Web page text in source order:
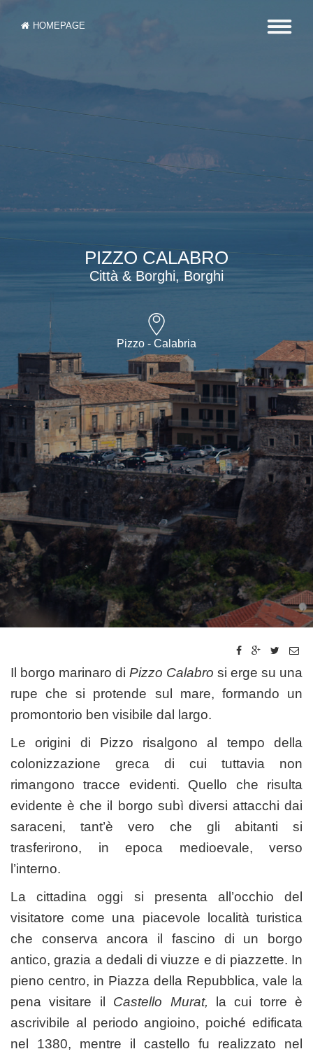
HOMEPAGE
PIZZO CALABRO
Città & Borghi, Borghi
Pizzo - Calabria
Il borgo marinaro di Pizzo Calabro si erge su una
rupe che si protende sul mare, formando un
promontorio ben visibile dal largo.
Le origini di Pizzo risalgono al tempo della
colonizzazione greca di cui tuttavia non
rimangono tracce evidenti. Quello che risulta
evidente è che il borgo subì diversi attacchi dai
saraceni, tant’è vero che gli abitanti si
trasferirono, in epoca medioevale, verso
l’interno.
La cittadina oggi si presenta all’occhio del
visitatore come una piacevole località turistica
che conserva ancora il fascino di un borgo
antico, grazia a dedali di viuzze e di piazzette. In
pieno centro, in Piazza della Repubblica, vale la
pena visitare il Castello Murat, la cui torre è
ascrivibile al periodo angioino, poiché edificata
nel 1380, mentre il castello fu realizzato nel